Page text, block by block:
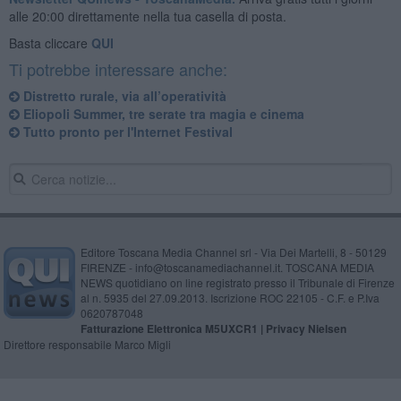
alle 20:00 direttamente nella tua casella di posta.
Basta cliccare QUI
Ti potrebbe interessare anche:
Distretto rurale, via all’operatività
Eliopoli Summer, tre serate tra magia e cinema
Tutto pronto per l'Internet Festival
Editore Toscana Media Channel srl - Via Dei Martelli, 8 - 50129
FIRENZE - info@toscanamediachannel.it. TOSCANA MEDIA
NEWS quotidiano on line registrato presso il Tribunale di Firenze
al n. 5935 del 27.09.2013. Iscrizione ROC 22105 - C.F. e P.Iva
0620787048
Fatturazione Elettronica M5UXCR1 | Privacy Nielsen
Direttore responsabile Marco Migli